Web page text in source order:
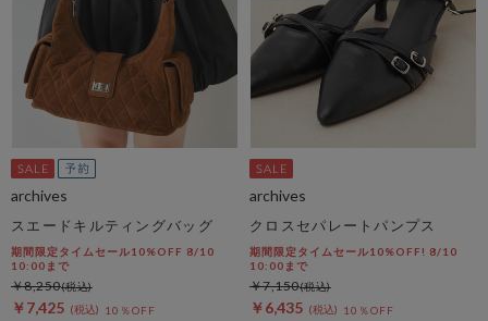
archives
スエードキルティングバッグ
期間限定タイムセール10%OFF 8/10
10:00まで
￥8,250
￥7,425 10％OFF
archives
クロスセパレートパンプス
期間限定タイムセール10%OFF! 8/10
10:00まで
￥7,150
￥6,435 10％OFF